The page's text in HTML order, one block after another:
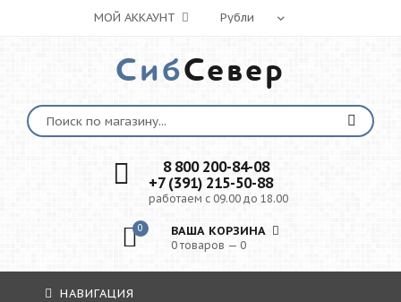
МОЙ АККАУНТ
СибСевер
8 800 200-84-08
+7 (391) 215-50-88
работаем с 09.00 до 18.00
0 ВАША КОРЗИНА
0 товаров — 0
НАВИГАЦИЯ